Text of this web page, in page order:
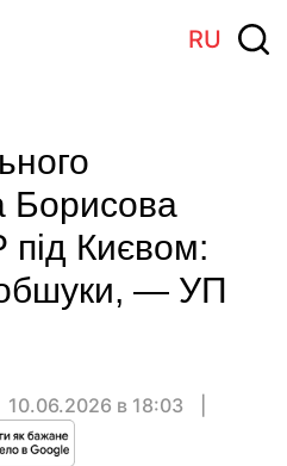
RU
Борисова
Києвом:
— УП
10.06.2026 в 18:03